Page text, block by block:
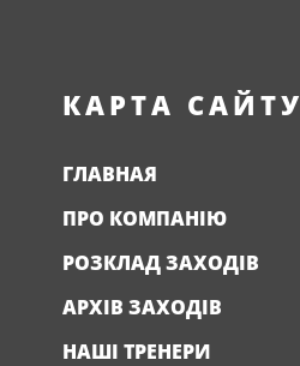
КАРТА САЙТУ
ГЛАВНАЯ
ПРО КОМПАНІЮ
РОЗКЛАД ЗАХОДІВ
АРХІВ ЗАХОДІВ
НАШІ ТРЕНЕРИ